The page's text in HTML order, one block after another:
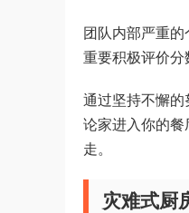
团队内部严重
重要积极评价分
通过坚持不懈
论家进入你的
走。
灾难式厨